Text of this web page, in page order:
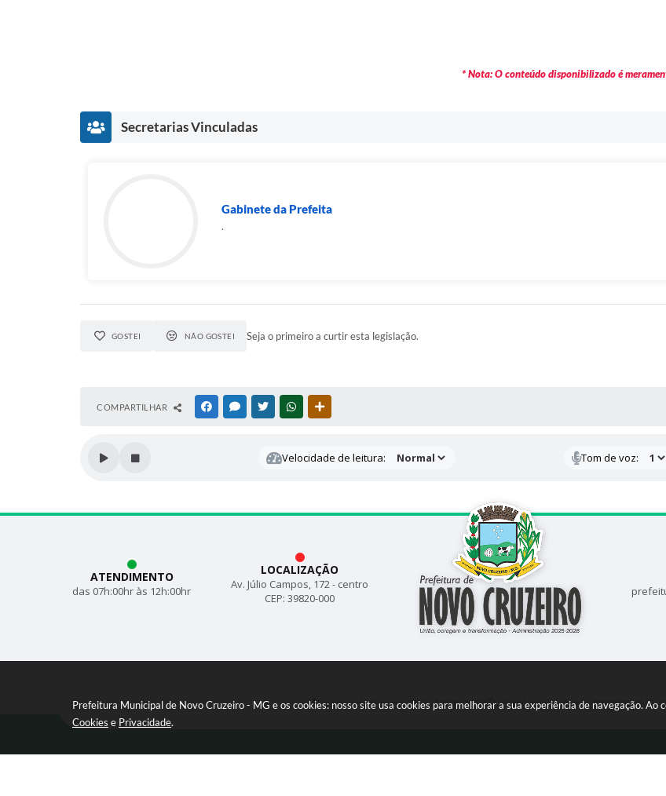
Prefeitura Municipal de Novo Cruzeiro - MG e os cookies: nosso site usa cookies para melhorar a sua experiência de navegação. Ao
Cookies e Privacidade.
* Nota: O conteúdo disponibilizado é
Secretarias Vinculadas
Gabinete da Prefeita
.
GOSTEI NÃO GOSTEI Seja o primeiro a curtir esta legislação.
COMPARTILHAR FACEBOOKMESSENGER
TWITTERWHATSAPP
Velocidade de leitura: Tom de voz:
LOCALIZAÇÃO
Av. Júlio Campos, 172 - centro
CEP: 39820-000
ATENDIMENTO
das 07h:00hr às 12h:00hr
Versão do Sistema:3.5.3 - 19/06/2026 Portal atualizado em:07/08/2026